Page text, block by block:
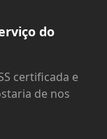
do
certificada e
de nos